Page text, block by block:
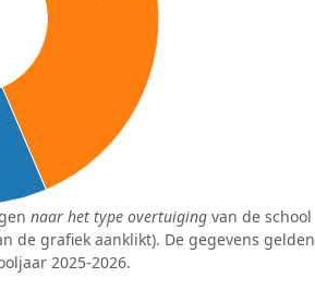
naar het type overtuiging van de school
de grafiek aanklikt). De gegevens gelden
2025-2026.